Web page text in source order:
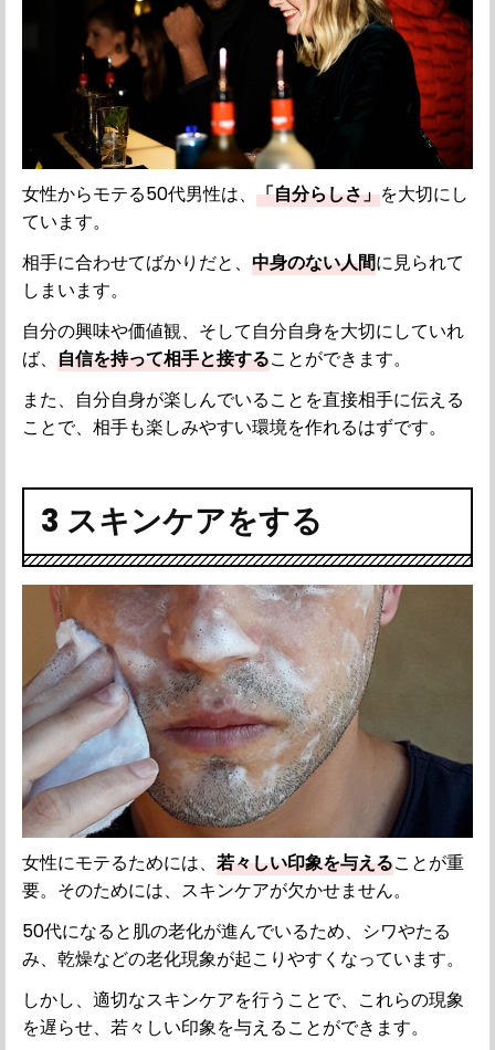
女性からモテる50代男性は、「自分らしさ」を大切にし
ています。
相手に合わせてばかりだと、中身のない人間に見られて
しまいます。
自分の興味や価値観、そして自分自身を大切にしていれ
ば、自信を持って相手と接することができます。
また、自分自身が楽しんでいることを直接相手に伝える
ことで、相手も楽しみやすい環境を作れるはずです。
3 スキンケアをする
女性にモテるためには、若々しい印象を与えることが重
要。そのためには、スキンケアが欠かせません。
50代になると肌の老化が進んでいるため、シワやたる
み、乾燥などの老化現象が起こりやすくなっています。
しかし、適切なスキンケアを行うことで、これらの現象
を遅らせ、若々しい印象を与えることができます。